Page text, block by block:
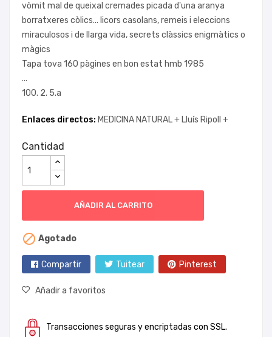
vòmit mal de queixal cremades picada d'una aranya
borratxeres còlics... licors casolans, remeis i eleccions
miraculosos i de llarga vida, secrets clàssics enigmàtics o
màgics
Tapa tova 160 pàgines en bon estat hmb 1985
...
100. 2. 5.a
Enlaces directos: MEDICINA NATURAL + Lluís Ripoll +
Cantidad
AÑADIR AL CARRITO
 Agotado
Compartir Tuitear Pinterest
Añadir a favoritos
Transacciones seguras y encriptadas con SSL.